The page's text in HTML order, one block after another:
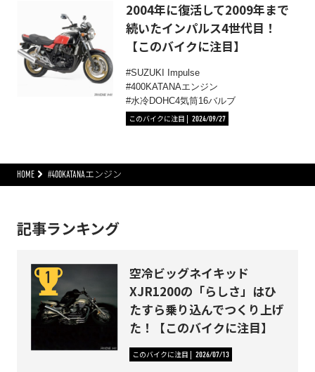
2004年に復活して2009年まで
続いたインパルス4世代目！
【このバイクに注目】
SUZUKI Impulse
400KATANAエンジン
水冷DOHC4気筒16バルブ
このバイクに注目
2024/09/27
HOME #400KATANAエンジン
記事ランキング
空冷ビッグネイキッド
XJR1200の「らしさ」はひ
たすら乗り込んでつくり上げ
た！【このバイクに注目】
このバイクに注目 2026/07/13